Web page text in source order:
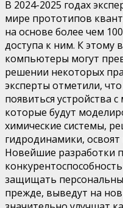
В 2024-2025 годах
мире прототипов
на основе более чем
доступа к ним. К этому
компьютеры могут
решении некоторых
эксперты отметили,
появиться устройства
которые будут
химические системы,
гидродинамики, освоят
Новейшие разработки
защищать
прежде, выведут на